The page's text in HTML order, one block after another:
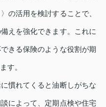
の活用を検討することで、
えを強化できます。これに
きる保険のような役割が期
す。
慣れてくると油断しがちな
によって、定期点検や住宅